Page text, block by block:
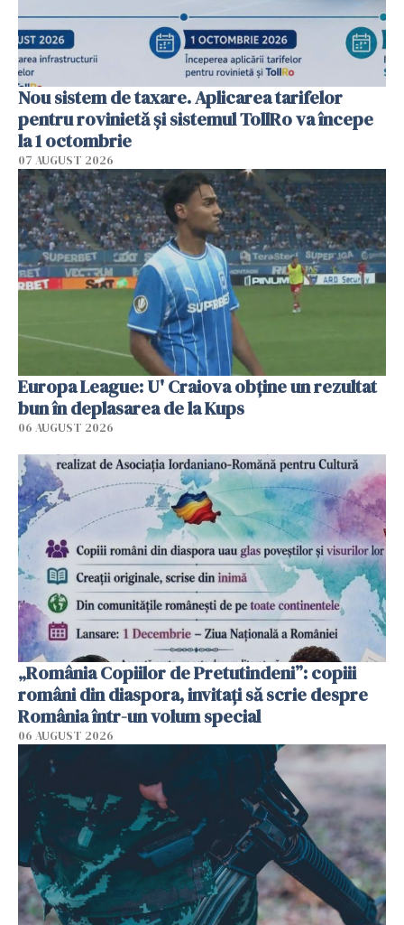
Nou sistem de taxare. Aplicarea tarifelor
pentru rovinietă şi sistemul TollRo va începe
la 1 octombrie
07 AUGUST 2026
Europa League: U' Craiova obține un rezultat
bun în deplasarea de la Kups
06 AUGUST 2026
„România Copiilor de Pretutindeni”: copiii
români din diaspora, invitați să scrie despre
România într-un volum special
06 AUGUST 2026